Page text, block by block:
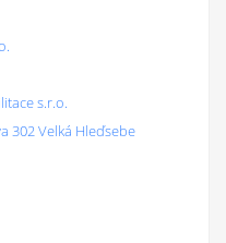
s.r.o.
302 Velká Hleďsebe